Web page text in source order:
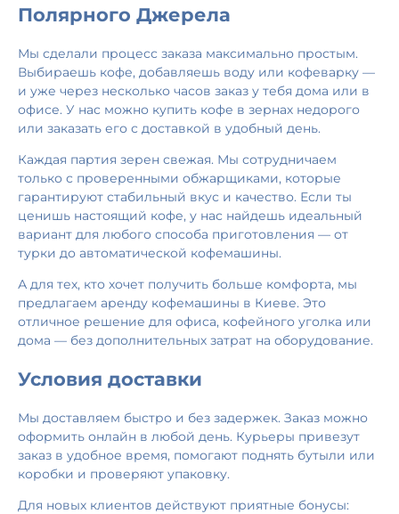
Полярного Джерела
Мы сделали процесс заказа максимально простым.
Выбираешь кофе, добавляешь воду или кофеварку —
и уже через несколько часов заказ у тебя дома или в
офисе. У нас можно купить кофе в зернах недорого
или заказать его с доставкой в удобный день.
Каждая партия зерен свежая. Мы сотрудничаем
только с проверенными обжарщиками, которые
гарантируют стабильный вкус и качество. Если ты
ценишь настоящий кофе, у нас найдешь идеальный
вариант для любого способа приготовления — от
турки до автоматической кофемашины.
А для тех, кто хочет получить больше комфорта, мы
предлагаем аренду кофемашины в Киеве. Это
отличное решение для офиса, кофейного уголка или
дома — без дополнительных затрат на оборудование.
Условия доставки
Мы доставляем быстро и без задержек. Заказ можно
оформить онлайн в любой день. Курьеры привезут
заказ в удобное время, помогают поднять бутыли или
коробки и проверяют упаковку.
Для новых клиентов действуют приятные бонусы: